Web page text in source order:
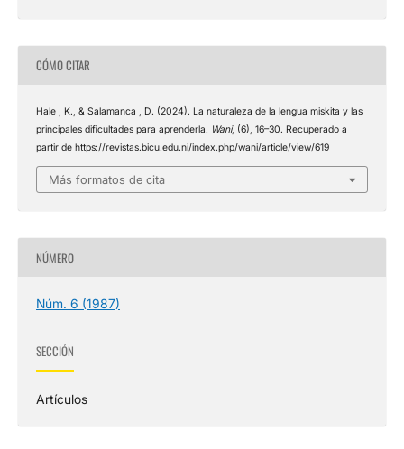
CÓMO CITAR
Hale , K., & Salamanca , D. (2024). La naturaleza de la lengua miskita y las
principales dificultades para aprenderla. Wani, (6), 16–30. Recuperado a
partir de https://revistas.bicu.edu.ni/index.php/wani/article/view/619
Más formatos de cita
NÚMERO
Núm. 6 (1987)
SECCIÓN
Artículos